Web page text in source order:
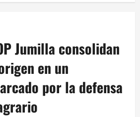
Jumilla consolidan
en un
por la defensa